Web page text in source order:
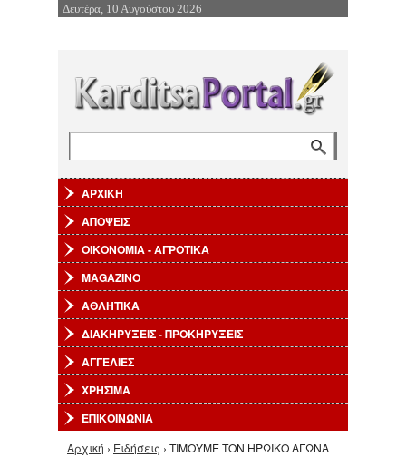
Επιστροφή στην Πλοήγηση
Δευτέρα, 10 Αυγούστου 2026
ΑΡΧΙΚΗ
ΑΠΟΨΕΙΣ
ΟΙΚΟΝΟΜΙΑ - ΑΓΡΟΤΙΚΑ
MAGAZINO
ΑΘΛΗΤΙΚΑ
ΔΙΑΚΗΡΥΞΕΙΣ - ΠΡΟΚΗΡΥΞΕΙΣ
ΑΓΓΕΛΙΕΣ
ΧΡΗΣΙΜΑ
ΕΠΙΚΟΙΝΩΝΙΑ
Αρχική › Ειδήσεις › ΤΙΜΟΥΜΕ ΤΟΝ ΗΡΩΙΚΟ ΑΓΩΝΑ